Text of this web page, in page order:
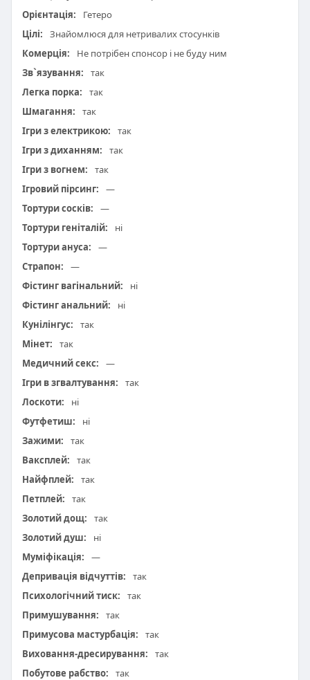
Орієнтація:
Гетеро
Цілі:
Знайомлюся для нетривалих стосунків
Комерція:
Не потрібен спонсор і не буду ним
Зв`язування:
так
Легка порка:
так
Шмагання:
так
Ігри з електрикою:
так
Ігри з диханням:
так
Ігри з вогнем:
так
Ігровий пірсинг:
—
Тортури сосків:
—
Тортури геніталій:
ні
Тортури ануса:
—
Страпон:
—
Фістинг вагінальний:
ні
Фістинг анальний:
ні
Кунілінгус:
так
Мінет:
так
Медичний секс:
—
Ігри в згвалтування:
так
Лоскоти:
ні
Футфетиш:
ні
Зажими:
так
Ваксплей:
так
Найфплей:
так
Петплей:
так
Золотий дощ:
так
Золотий душ:
ні
Муміфікація:
—
Депривація відчуттів:
так
Психологічний тиск:
так
Примушування:
так
Примусова мастурбація:
так
Виховання-дресирування:
так
Побутове рабство:
так